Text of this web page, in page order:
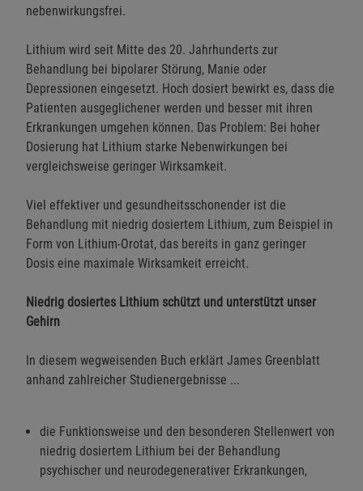
nebenwirkungsfrei.
Lithium wird seit Mitte des 20. Jahrhunderts zur
Behandlung bei bipolarer Störung, Manie oder
Depressionen eingesetzt. Hoch dosiert bewirkt es, dass die
Patienten ausgeglichener werden und besser mit ihren
Erkrankungen umgehen können. Das Problem: Bei hoher
Dosierung hat Lithium starke Nebenwirkungen bei
vergleichsweise geringer Wirksamkeit.
Viel effektiver und gesundheitsschonender ist die
Behandlung mit niedrig dosiertem Lithium, zum Beispiel in
Form von Lithium-Orotat, das bereits in ganz geringer
Dosis eine maximale Wirksamkeit erreicht.
Niedrig dosiertes Lithium schützt und unterstützt unser
Gehirn
In diesem wegweisenden Buch erklärt James Greenblatt
anhand zahlreicher Studienergebnisse ...
die Funktionsweise und den besonderen Stellenwert von
niedrig dosiertem Lithium bei der Behandlung
psychischer und neurodegenerativer Erkrankungen,